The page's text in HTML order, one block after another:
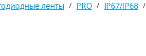
ленты / PRO / IP67/IP68 /